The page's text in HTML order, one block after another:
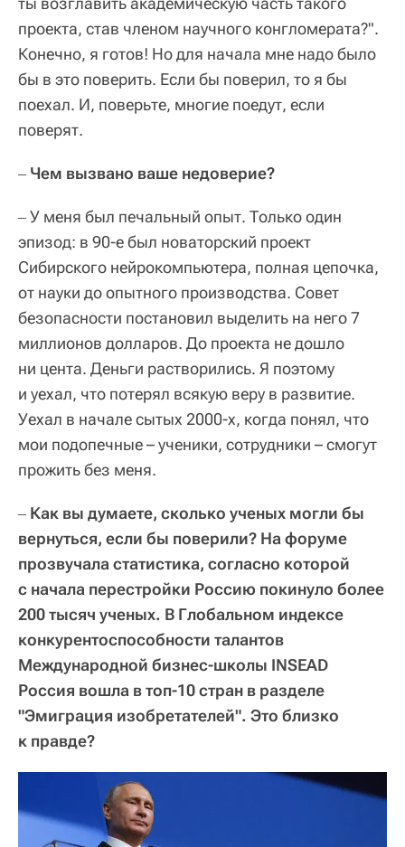
проекта, став членом научного конгломерата?".
Конечно, я готов! Но для начала мне надо было
бы в это поверить. Если бы поверил, то я бы
поехал. И, поверьте, многие поедут, если
поверят.
– Чем вызвано ваше недоверие?
– У меня был печальный опыт. Только один
эпизод: в 90-е был новаторский проект
Сибирского нейрокомпьютера, полная цепочка,
от науки до опытного производства. Совет
безопасности постановил выделить на него 7
миллионов долларов. До проекта не дошло
ни цента. Деньги растворились. Я поэтому
и уехал, что потерял всякую веру в развитие.
Уехал в начале сытых 2000-х, когда понял, что
мои подопечные – ученики, сотрудники – смогут
прожить без меня.
– Как вы думаете, сколько ученых могли бы
вернуться, если бы поверили? На форуме
прозвучала статистика, согласно которой
с начала перестройки Россию покинуло более
200 тысяч ученых. В Глобальном индексе
конкурентоспособности талантов
Международной бизнес-школы INSEAD
Россия вошла в топ-10 стран в разделе
"Эмиграция изобретателей". Это близко
к правде?